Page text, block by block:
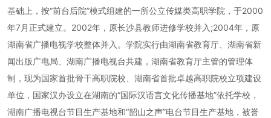
基础上，按“前台后院”模式组建的一所公立传媒类高职学院，于2000
年7月正式建立。2002年，原长沙县教师进修学校并入;2004年，原
湖南省广播电视学校整体并入。学院实行由湖南省教育厅、湖南省新
闻出版广电局、湖南广播电视台共建，湖南省教育厅主管的管理体
制，现为国家首批骨干高职院校、湖南省首批卓越高职院校立项建设
单位，国家汉办设立在湖南的“国际汉语言文化传播基地”依托学校，
湖南广播电视台节目生产基地和“韶山之声”电台节目生产基地，被誉